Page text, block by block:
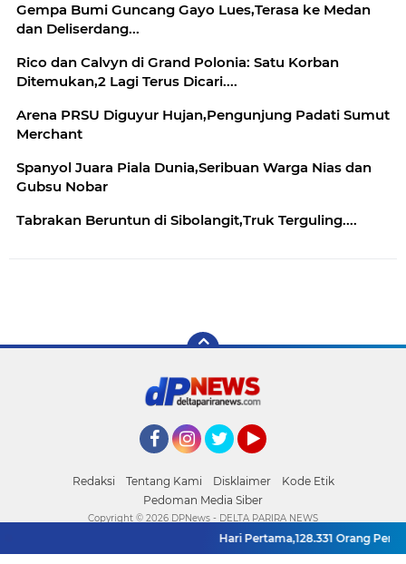
Gempa Bumi Guncang Gayo Lues,Terasa ke Medan
dan Deliserdang...
Rico dan Calvyn di Grand Polonia: Satu Korban
Ditemukan,2 Lagi Terus Dicari....
Arena PRSU Diguyur Hujan,Pengunjung Padati Sumut
Merchant
Spanyol Juara Piala Dunia,Seribuan Warga Nias dan
Gubsu Nobar
Tabrakan Beruntun di Sibolangit,Truk Terguling....
Redaksi Tentang Kami Disklaimer
Kode Etik
Pedoman Media Siber
Hari Pertama,128.331 Orang
Copyright © 2026 DPNews - DELTA PARIRA NEWS